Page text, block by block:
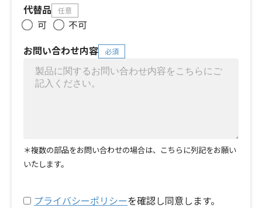
代替品 任意
可
不可
お問い合わせ内容
必須
＊複数の部品をお問い合わせの場合は、こちらに列記をお願い
いたします。
プライバシーポリシーを確認し同意します。